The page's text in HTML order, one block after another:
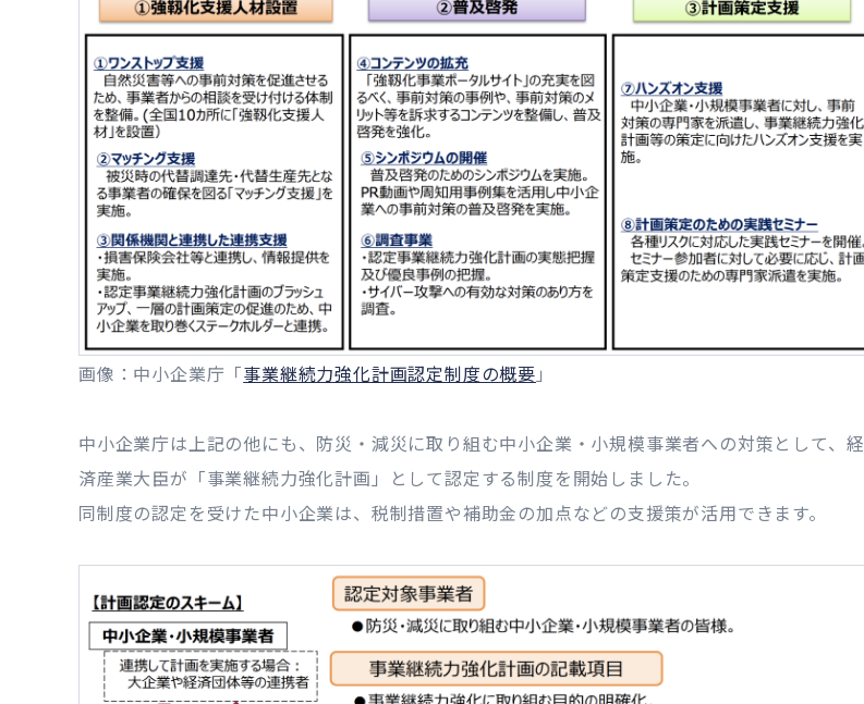
画像：中小企業庁「事業継続力強化計画認定制度の概要 」
中小企業庁は上記の他にも、防災・減災に取り組む中小企業・小規模事業者への対策として、経
済産業大臣が「事業継続力強化計画」として認定する制度を開始しました。
同制度の認定を受けた中小企業は、税制措置や補助金の加点などの支援策が活用できます。